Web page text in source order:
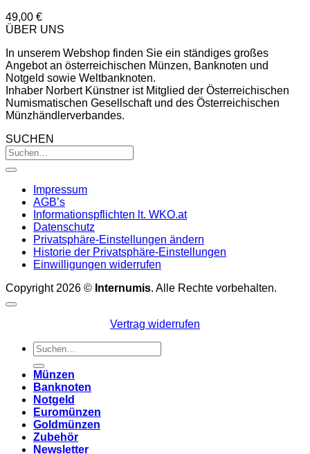
49,00 €
ÜBER UNS
In unserem Webshop finden Sie ein ständiges großes
Angebot an österreichischen Münzen, Banknoten und
Notgeld sowie Weltbanknoten.
Inhaber Norbert Künstner ist Mitglied der Österreichischen
Numismatischen Gesellschaft und des Österreichischen
Münzhändlerverbandes.
SUCHEN
Impressum
AGB’s
Informationspflichten lt. WKO.at
Datenschutz
Privatsphäre-Einstellungen ändern
Historie der Privatsphäre-Einstellungen
Einwilligungen widerrufen
Copyright 2026 © Internumis. Alle Rechte vorbehalten.
Vertrag widerrufen
Suchen
nach:
Münzen
Banknoten
Notgeld
Euromünzen
Goldmünzen
Zubehör
Newsletter